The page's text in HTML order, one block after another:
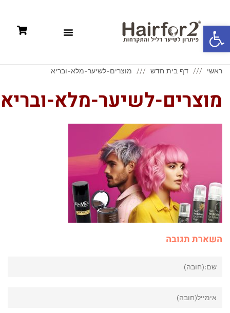
ראשי דף בית חדש מוצרים-לשיער-מלא-ובריא
מוצרים-לשיער-מלא-ובריא
השארת תגובה
פתח סרגל נגישות